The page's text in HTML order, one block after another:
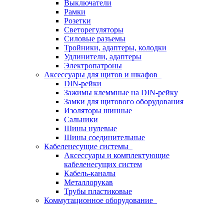
Выключатели
Рамки
Розетки
Светорегуляторы
Силовые разъемы
Тройники, адаптеры, колодки
Удлинители, адаптеры
Электропатроны
Аксессуары для щитов и шкафов
DIN-рейки
Зажимы клеммные на DIN-рейку
Замки для щитового оборудования
Изоляторы шинные
Сальники
Шины нулевые
Шины соединительные
Кабеленесущие системы
Аксессуары и комплектующие
кабеленесущих систем
Кабель-каналы
Металлорукав
Трубы пластиковые
Коммутационное оборудование